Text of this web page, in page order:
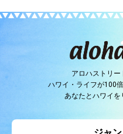
アロハストリー
ハワイ・ライフが100
あなたとハワイを